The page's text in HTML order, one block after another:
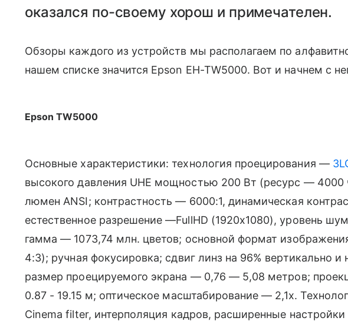
оказался по-своему хорош и примечателен.
Обзоры каждого из устройств мы располагаем по
нашем списке значится Epson EH-TW5000. Вот и начнем с
Epson TW5000
Основные характеристики: технология проецирования —
высокого давления UHE мощностью 200 Вт (ресурс — 4000
люмен ANSI; контрастность — 6000:1, динамическая
естественное разрешение —FullHD (1920x1080), уровень
гамма — 1073,74 млн. цветов; основной формат
4:3); ручная фокусировка; сдвиг линз на 96% вертикально и
размер проецируемого экрана — 0,76 — 5,08 метров;
0.87 - 19.15 м; оптическое масштабирование — 2,1х.
Cinema filter, интерполяция кадров, расширенные настройки